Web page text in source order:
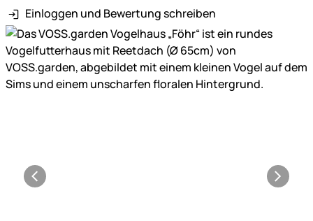
Einloggen und Bewertung schreiben
Produktgalerie